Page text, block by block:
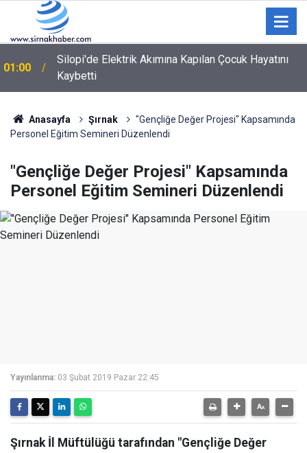
00:12
Şırnak'ta Büyükbaş Hayvan Çiftliği İçin Arazi Etüdü
Yapıldı
Anasayfa Şırnak
"Gençliğe Değer Projesi" Kapsamında
Personel Eğitim Semineri Düzenlendi
"Gençliğe Değer Projesi" Kapsamında
Personel Eğitim Semineri Düzenlendi
Yayınlanma: 03 Şubat 2019 Pazar 22:45
Şırnak İl Müftülüğü tarafından "Gençliğe Değer